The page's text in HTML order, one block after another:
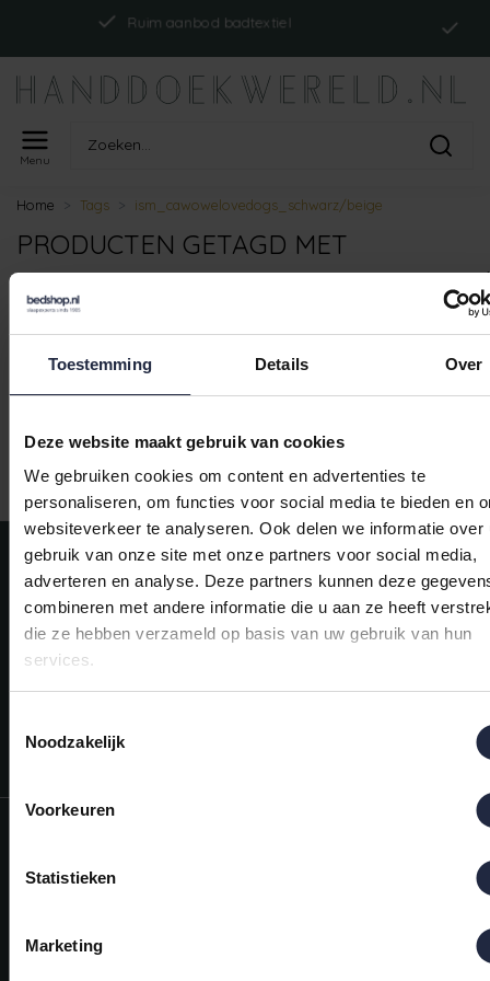
Toestemming Details Over
Deze website maakt gebruik van cookies
We gebruiken cookies om content en advertenties te
personaliseren, om functies voor social media te bieden en
websiteverkeer te analyseren. Ook delen we informatie over
gebruik van onze site met onze partners voor social media,
adverteren en analyse. Deze partners kunnen deze
combineren met andere informatie die u aan ze heeft
die ze hebben verzameld op basis van uw gebruik van hun
services.
Noodzakelijk
Voorkeuren
Statistieken
Marketing
Ruim aanbod badtextiel
Menu
Home Tags ism_cawowelovedogs_schwarz/beige
PRODUCTEN GETAGD MET
Geen producten gevonden!
Meld je aan voor onze nieuwsbrief!
AANMELDEN
retourneer een artikel.
Vragen?
Mijn account